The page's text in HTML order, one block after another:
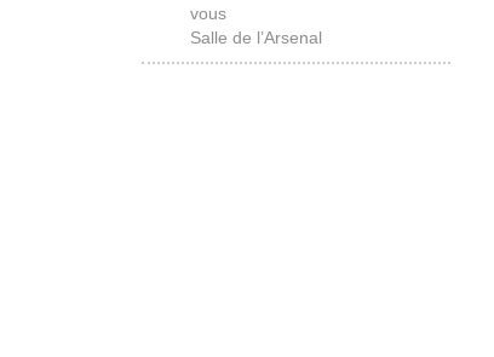
vous
Salle de l’Arsenal